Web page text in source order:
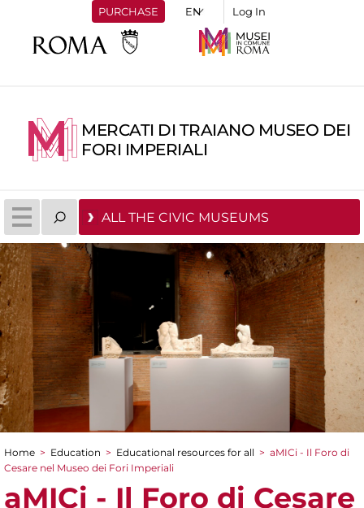
PURCHASE Log In
MERCATI DI TRAIANO MUSEO DEI
FORI IMPERIALI
ALL THE CIVIC MUSEUMS
You are here
Home > Education > Educational resources for all > aMICi - Il Foro di
Cesare nel Museo dei Fori Imperiali
aMICi - Il Foro di Cesare